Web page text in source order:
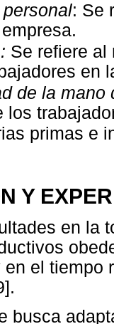
: Se
Se refiere al
en
de la mano
los
primas e
Y
en la
en el
busca